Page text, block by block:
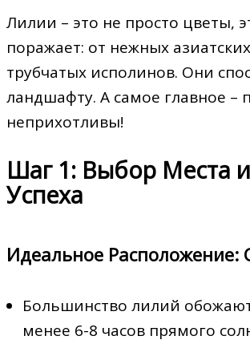
Лилии – это не просто цветы,
поражает: от нежных
трубчатых исполинов. Они
ландшафту. А самое главное –
неприхотливы!
Шаг 1: Выбор Места
Успеха
Идеальное Расположение:
Большинство лилий
менее 6-8 часов прямого